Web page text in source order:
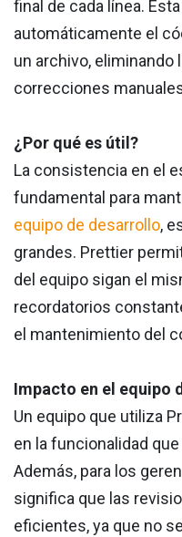
final de cada línea.
automáticamente el
un archivo, eliminando
correcciones
¿Por qué es útil?
La consistencia en el
fundamental para
equipo de desarrollo,
grandes. Prettier
del equipo sigan el
recordatorios
el mantenimiento del
Impacto en el equipo
Un equipo que utiliza
en la funcionalidad
Además, para los
significa que las
eficientes, ya que no